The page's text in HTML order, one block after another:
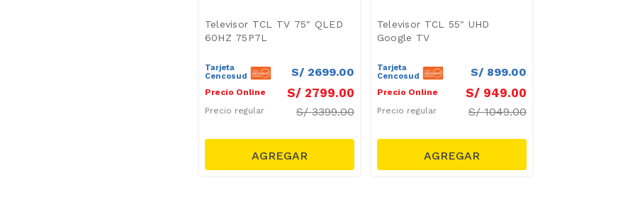
Televisor TCL TV 75" QLED
60HZ 75P7L
Tarjeta
Cencosud
S/ 2699.00
Precio Online S/ 2799.00
Precio regular S/3399.00
Televisor TCL 55" UHD
Google TV
Tarjeta
Cencosud
S/ 899.00
Precio Online S/ 949.00
Precio regular S/1049.00